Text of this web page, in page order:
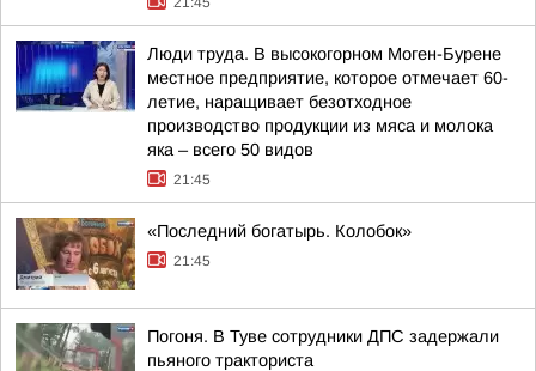
Люди труда. В высокогорном Моген-Бурене
местное предприятие, которое отмечает 60-
летие, наращивает безотходное
производство продукции из мяса и молока
яка – всего 50 видов
21:45
«Последний богатырь. Колобок»
21:45
Погоня. В Туве сотрудники ДПС задержали
пьяного тракториста